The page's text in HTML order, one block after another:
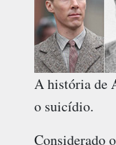
A história de
o suicídio.
Considerado